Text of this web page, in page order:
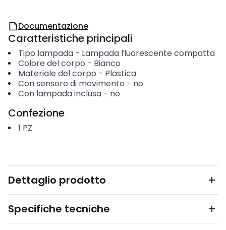
Documentazione
Caratteristiche principali
Tipo lampada- Lampada fluorescente compatta
Colore del corpo - Bianco
Materiale del corpo - Plastica
Con sensore di movimento - no
Con lampada inclusa- no
Confezione
1 PZ
Dettaglio prodotto
Specifiche tecniche